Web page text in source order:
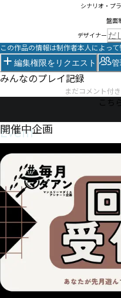
シナリオ・プ
盤面
デザイナー だ
この作品の情報は制作者本人によっ
編集権限をリクエスト
みんなのプレイ記録
まだコメント付
こち
Event
開催中企画